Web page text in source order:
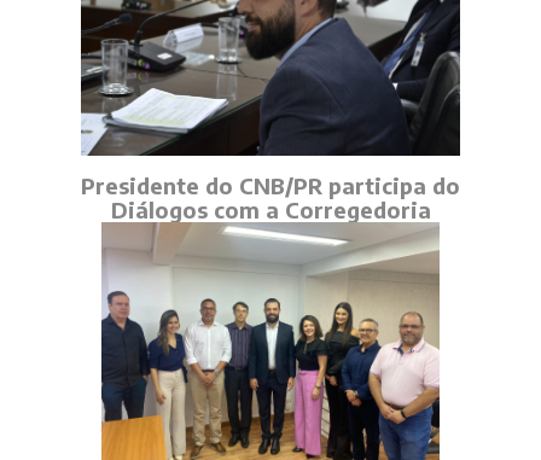
Presidente do CNB/PR participa do
Diálogos com a Corregedoria